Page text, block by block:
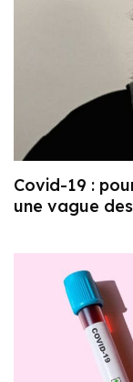
Covid-19 :
une vague